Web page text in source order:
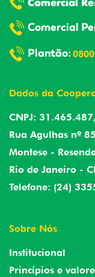
Dados da
CNPJ:
Rua Agulhas nº
Montese -
Rio de Janeiro -
Telefone: (24)
Sobre Nós
Institucional
Princípios e